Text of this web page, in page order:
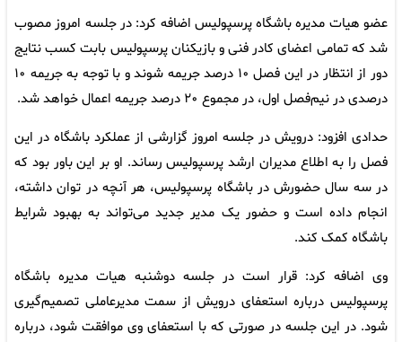
عضو هیات مدیره باشگاه پرسپولیس اضافه کرد: در جلسه امروز مصوب
شد که تمامی اعضای کادر فنی و بازیکنان پرسپولیس بابت کسب نتایج
دور از انتظار در این فصل ۱۰ درصد جریمه شوند و با توجه به جریمه ۱۰
درصدی در نیم‌فصل اول، در مجموع ۲۰ درصد جریمه اعمال خواهد شد.
حدادی افزود: درویش در جلسه امروز گزارشی از عملکرد باشگاه در این
فصل را به اطلاع مدیران ارشد پرسپولیس رساند. او بر این باور بود که
در سه سال حضورش در باشگاه پرسپولیس، هر آنچه در توان داشته،
انجام داده است و حضور یک مدیر جدید می‌تواند به بهبود شرایط
باشگاه کمک کند.
وی اضافه کرد: قرار است در جلسه دوشنبه هیات مدیره باشگاه
پرسپولیس درباره استعفای درویش از سمت مدیرعاملی تصمیم‌گیری
شود. در این جلسه در صورتی که با استعفای وی موافقت شود، درباره